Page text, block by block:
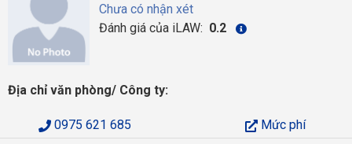
Chưa có nhận xét
Đánh giá của iLAW: 0.2
Địa chỉ văn phòng/ Công ty:
0975 621 685
Mức phí